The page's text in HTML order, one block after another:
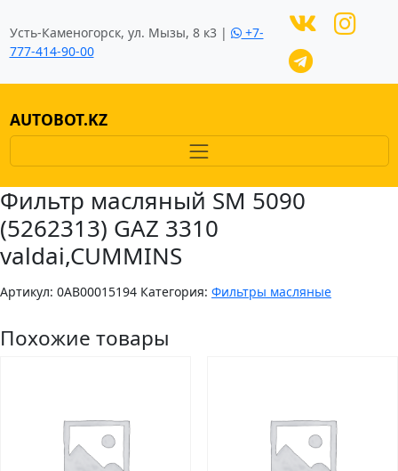
Усть-Каменогорск, ул. Мызы, 8 к3 |
+7-
777-414-90-00
AUTOBOT.KZ
Фильтр масляный SM 5090
(5262313) GAZ 3310
valdai,CUMMINS
Артикул: 0AB00015194 Категория: Фильтры масляные
Похожие товары